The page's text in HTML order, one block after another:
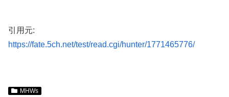
引用元:
https://fate.5ch.net/test/read.cgi/hunter/1771465776/
MHWs